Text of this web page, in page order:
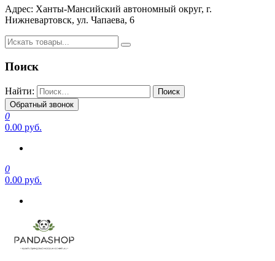
Адрес: Ханты-Мансийский автономный округ, г.
Нижневартовск, ул. Чапаева, 6
Поиск
Найти:
Обратный звонок
0
0.00 руб.
0
0.00 руб.